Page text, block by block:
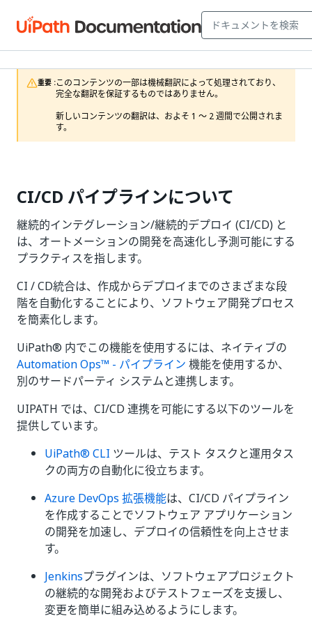
重要 :このコンテンツの一部は機械翻訳によって処理されており、
完全な翻訳を保証するものではありません。
新しいコンテンツの翻訳は、およそ 1 ～ 2 週間で公開されま
す。
CI/CD パイプラインについて
継続的インテグレーション/継続的デプロイ (CI/CD) と
は、オートメーションの開発を高速化し予測可能にする
プラクティスを指します。
CI / CD統合は、作成からデプロイまでのさまざまな段
階を自動化することにより、ソフトウェア開発プロセス
を簡素化します。
UiPath® 内でこの機能を使用するには、ネイティブの
Automation Ops™ - パイプライン 機能を使用するか、
別のサードパーティ システムと連携します。
UIPATH では、CI/CD 連携を可能にする以下のツールを
提供しています。
UiPath® CLI ツールは、テスト タスクと運用タス
クの両方の自動化に役立ちます。
Azure DevOps 拡張機能は、CI/CD パイプライン
を作成することでソフトウェア アプリケーション
の開発を加速し、デプロイの信頼性を向上させま
す。
Jenkinsプラグインは、ソフトウェアプロジェクト
の継続的な開発およびテストフェーズを支援し、
変更を簡単に組み込めるようにします。